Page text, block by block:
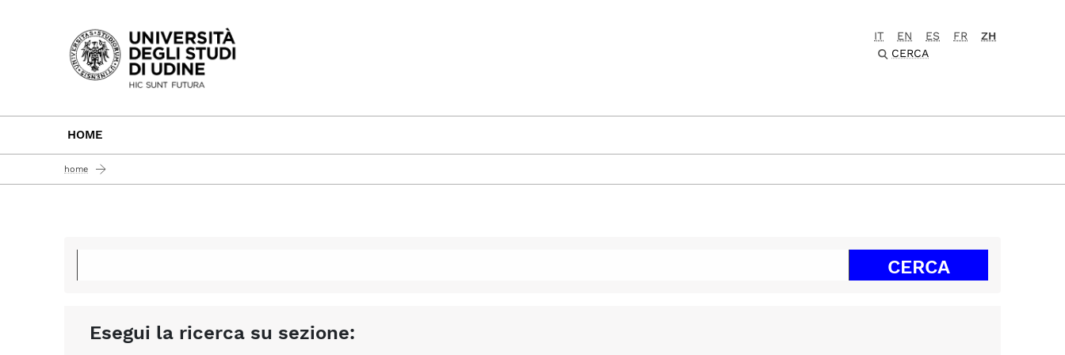
Passa al contenuto principale
IT EN ES FR
ZH
CERCA
HOME
home
Esegui la ricerca su sezione: